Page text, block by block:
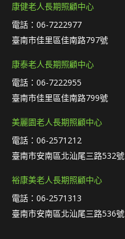
康健老人長期照顧中心
電話：06-7222977
臺南市佳里區佳南路797號
康泰老人長期照顧中心
電話：06-7222955
臺南市佳里區佳南路799號
美麗園老人長期照顧中心
電話：06-2571212
臺南市安南區北汕尾三路532號
裕康美老人長期照顧中心
電話：06-2571313
臺南市安南區北汕尾三路536號